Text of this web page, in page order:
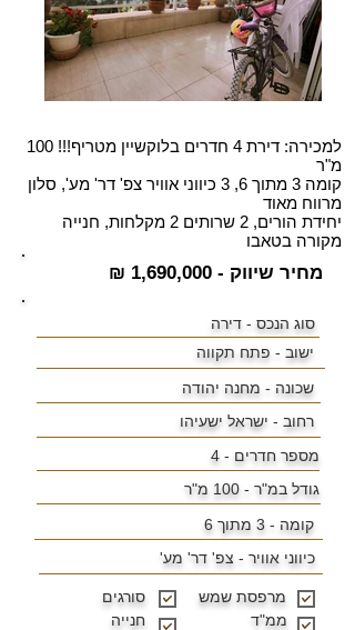
למכירה: דירת 4 חדרים בלוקשיין מטריף!!! 100
מ"ר
קומה 3 מתוך 6, 3 כיווני אוויר צפ' דר' מע', סלון
מרווח מאוד
יחידת הורים, 2 שרותים 2 מקלחות, חנייה
מקורה בטאבו
מחיר שיווק - 1,690,000 ₪
סוג הנכס - דירה
ישוב - פתח תקווה
שכונה - מחנה יהודה
רחוב - ישראל ישעיהו
מספר חדרים - 4
גודל במ"ר -
קומה - 3 מתוך 6
כיווני אוויר - צפ' דר' מע'
סורגים
חנייה
מרפסת שמש
ממ"ד